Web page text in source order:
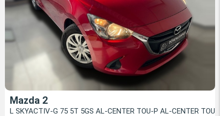
Mazda 2
L SKYACTIV-G 75 5T 5GS AL-CENTER TOU-P AL-CENTER TOU-